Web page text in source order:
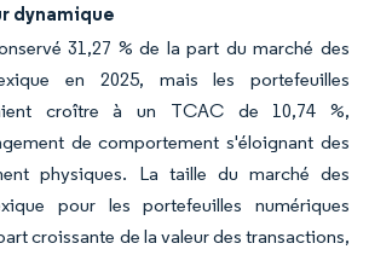
dynamique
31,27 % de la part du marché des
en 2025, mais les portefeuilles
croître à un TCAC de 10,74 %,
de comportement s'éloignant des
physiques. La taille du marché des
pour les portefeuilles numériques
croissante de la valeur des transactions,